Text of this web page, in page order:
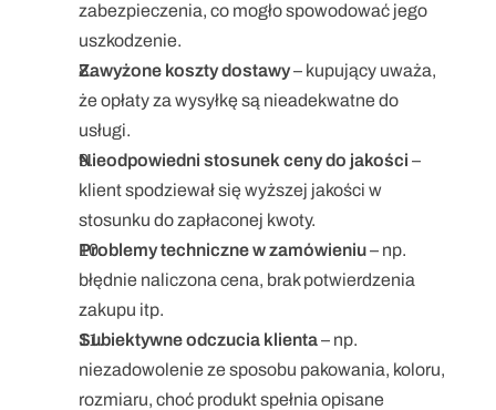
zabezpieczenia, co mogło spowodować jego
uszkodzenie.
Zawyżone koszty dostawy – kupujący uważa,
że opłaty za wysyłkę są nieadekwatne do
usługi.
Nieodpowiedni stosunek ceny do jakości –
klient spodziewał się wyższej jakości w
stosunku do zapłaconej kwoty.
Problemy techniczne w zamówieniu – np.
błędnie naliczona cena, brak potwierdzenia
zakupu itp.
Subiektywne odczucia klienta – np.
niezadowolenie ze sposobu pakowania, koloru,
rozmiaru, choć produkt spełnia opisane